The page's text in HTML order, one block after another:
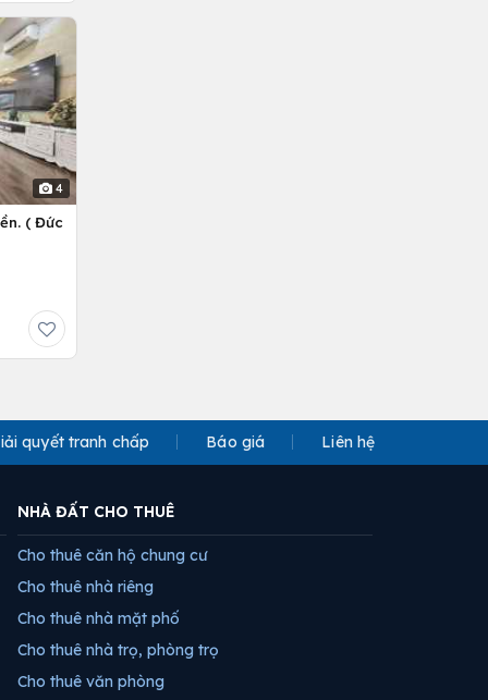
4
( Đức
quyết tranh chấp Báo giá Liên hệ
NHÀ ĐẤT CHO THUÊ
Cho thuê căn hộ chung cư
Cho thuê nhà riêng
Cho thuê nhà mặt phố
Cho thuê nhà trọ, phòng trọ
Cho thuê văn phòng